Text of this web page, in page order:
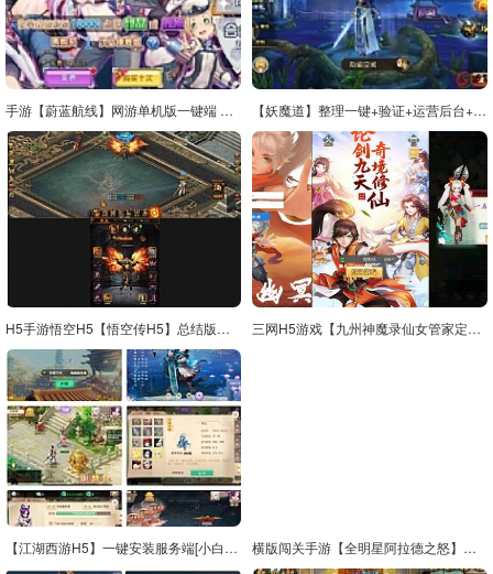
手游【蔚蓝航线】网游单机版一键端 天羽飞扬一键配置局域外网 2D养成类RPG手游 【妖魔道】整理一键+验证+运营后台+视频教程
H5手游悟空H5【悟空传H5】总结版Win一键端+授权后台附带外网教程 三网H5游戏【九州神魔录仙女管家定制超变代金券内购版】2月最新整理Linux手工服务端+管理后台+GM加币授权后台+简易安卓客户端+详细搭建教程
【江湖西游H5】一键安装服务端[小白工具+二区+物品充值后台] 横版闯关手游【全明星阿拉德之怒】最新整理Linux手工服务端+余额充值后台+安卓苹果双端